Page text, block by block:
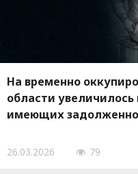
На временно
области
имеющих
26.03.2026 79